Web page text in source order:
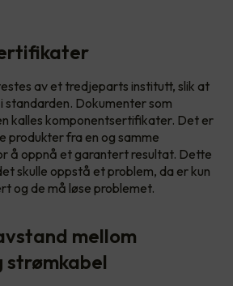
av et tredjeparts institutt, slik at
standarden. Dokumenter som
kalles komponentsertifikater. Det er
produkter fra en og samme
å oppnå et garantert resultat. Dette
skulle oppstå et problem, da er kun
og de må løse problemet.
mellom